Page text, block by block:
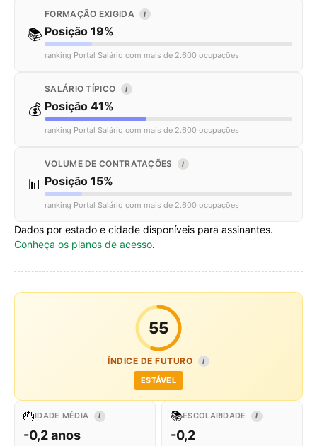
📚
FORMAÇÃO EXIGIDA I
Posição 19%
ranking Portal Salário com mais de 2.600 ocupações
💰
SALÁRIO TÍPICO I
Posição 41%
ranking Portal Salário com mais de 2.600 ocupações
📊
VOLUME DE CONTRATAÇÕES I
Posição 15%
ranking Portal Salário com mais de 2.600 ocupações
Dados por estado e cidade disponíveis para assinantes.
Conheça os planos de acesso.
55
ÍNDICE DE FUTURO I
ESTÁVEL
🎂IDADE MÉDIA I
-0,2 anos
📚ESCOLARIDADE I
-0,2